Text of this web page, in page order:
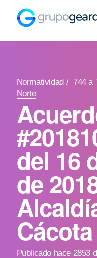
Normatividad / 744 a
Norte
del 16
de
Cácota
Publicado hace 2853